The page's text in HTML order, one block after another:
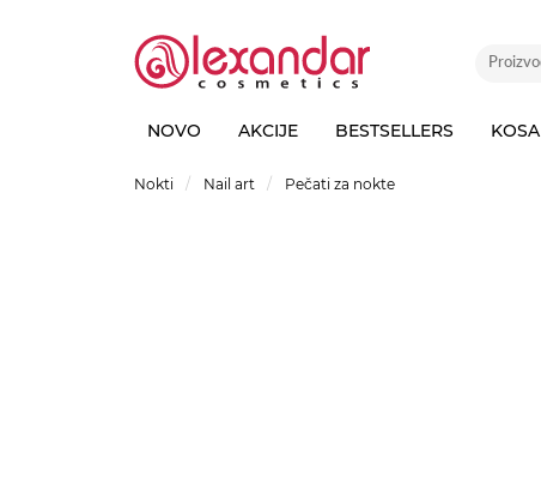
NOVO AKCIJE BESTSELLERS KOSA
Nokti Nail art Pečati za nokte